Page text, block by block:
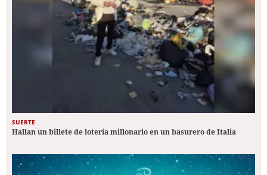
SUERTE
Hallan un billete de lotería millonario en un basurero de Italia